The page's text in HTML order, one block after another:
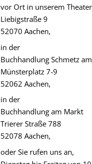
vor Ort in unserem Theater
Liebigstraße 9
52070 Aachen,
in der
Buchhandlung Schmetz
Münsterplatz 7-9
52062 Aachen,
in der
Buchhandlung am Markt
Trierer Straße 788
52078 Aachen,
oder Sie rufen uns an,